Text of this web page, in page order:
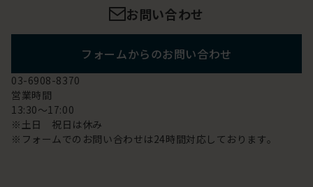
お問い合わせ
フォームからのお問い合わせ
03-6908-8370
営業時間
13:30～17:00
※土日 祝日は休み
※フォームでのお問い合わせは24時間対応しております。